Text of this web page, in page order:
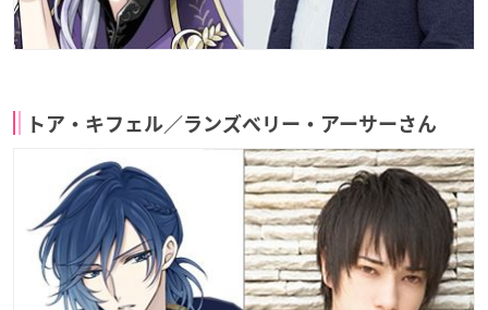
トア・キフェル／ランズベリー・アーサーさん